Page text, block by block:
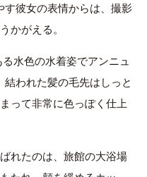
す彼女の表情からは、撮影
かがえる。
水色の水着姿でアンニュ
われた髪の毛先はしっと
って非常に色っぽく仕上
れたのは、旅館の大浴場